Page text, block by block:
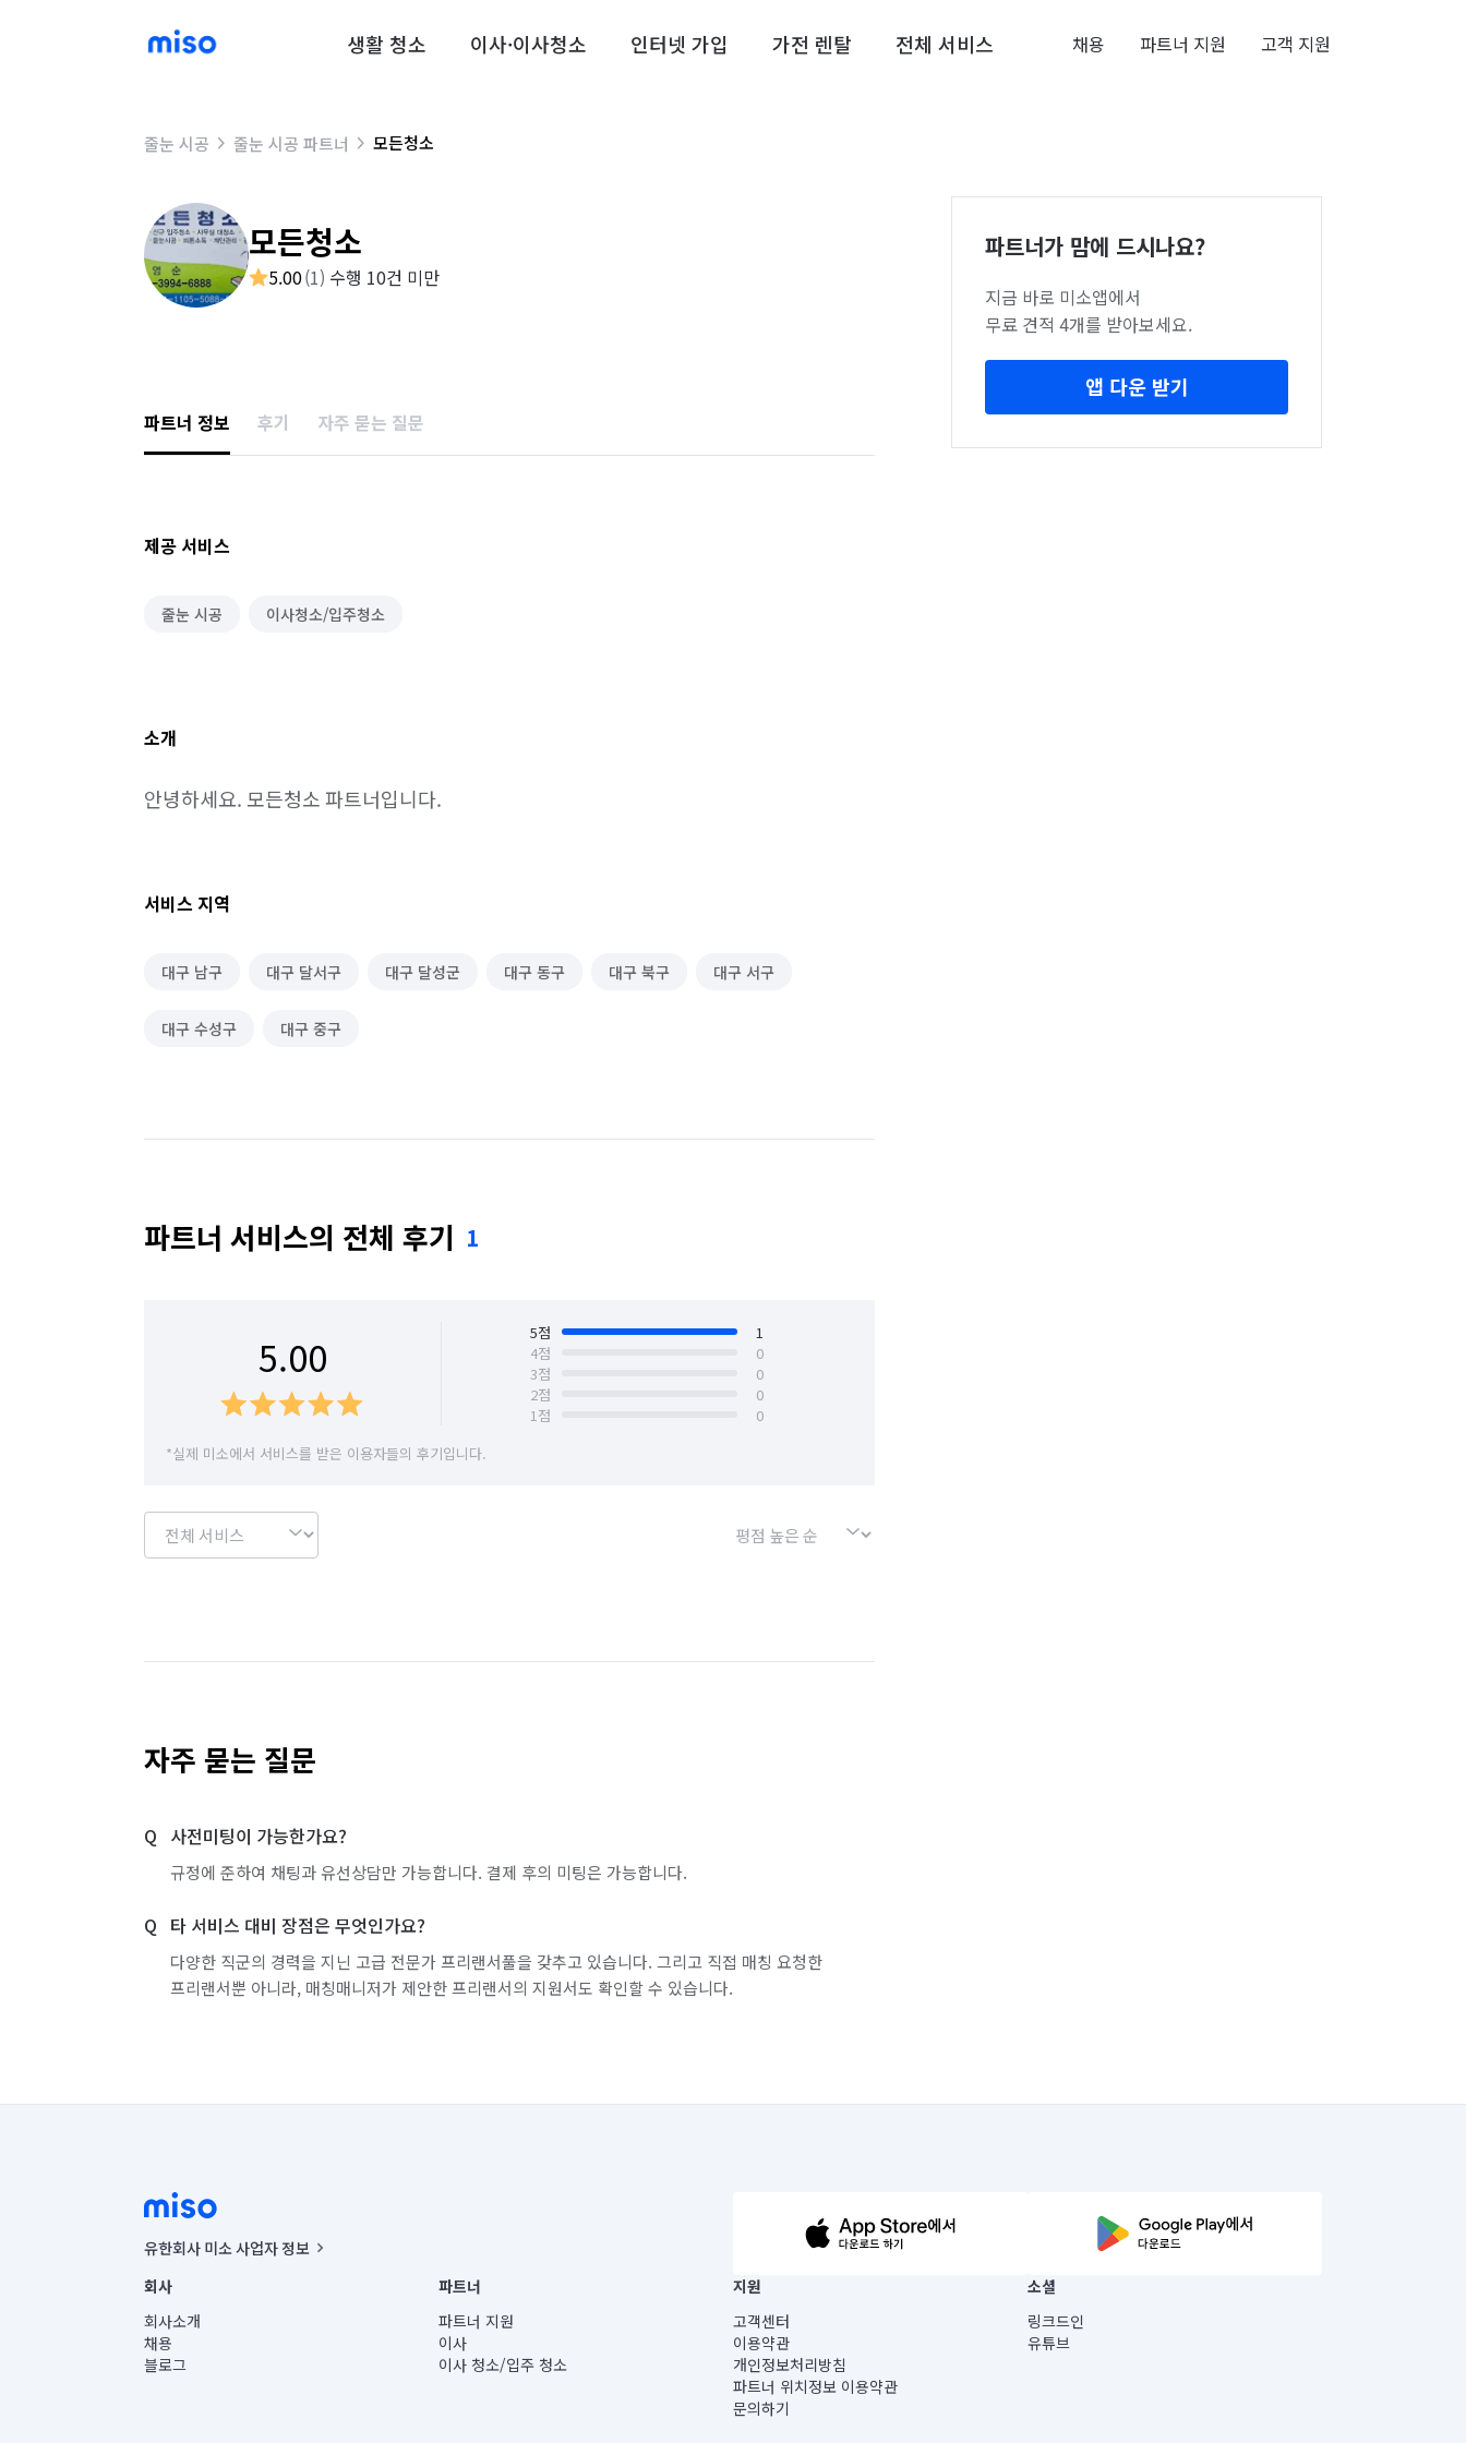
생활 청소 이사·이사청소 인터넷 가입 가전 렌탈 전체 서비스 채용 파트너 지원 고객 지원
줄눈 시공 줄눈 시공 파트너 모든청소
모든청소
5.00(1) 수행 10건 미만
파트너 정보 후기 자주 묻는 질문
제공 서비스
줄눈 시공 이사청소/입주청소
소개
안녕하세요. 모든청소 파트너입니다.
서비스 지역
대구 남구 대구 달서구 대구 달성군 대구 동구 대구 북구 대구 서구
대구 수성구 대구 중구
파트너 서비스의 전체 후기 1
5.00 5점
1
4점
0
3점
0
2점
0
1점
0
*실제 미소에서 서비스를 받은 이용자들의 후기입니다.
자주 묻는 질문
사전미팅이 가능한가요?
규정에 준하여 채팅과 유선상담만 가능합니다. 결제 후의 미팅은 가능합니다.
타 서비스 대비 장점은 무엇인가요?
다양한 직군의 경력을 지닌 고급 전문가 프리랜서풀을 갖추고 있습니다. 그리고 직접 매칭 요청한
프리랜서뿐 아니라, 매칭매니저가 제안한 프리랜서의 지원서도 확인할 수 있습니다.
파트너가 맘에 드시나요?
지금 바로 미소앱에서
무료 견적 4개를 받아보세요.
앱 다운 받기
유한회사 미소 사업자 정보
사업자등록번호 : 291-87-00271 | 인허가번호 : 2016-3220163-14-5-00019 |
통신판매신고번호 : 2024-서울종로-1400(공정거래위원회 정보) |
대표이사 : CHING VICTOR COLUMBIA RHEE
주소 | 본사: 서울특별시 종로구 율곡로 6(중학동, 트윈트리빌딩) B동 5층
컨택센터 : 서울특별시 종로구 수송동 율곡로 24, 7층, 8층 미소
회사
회사소개
채용
블로그
파트너
파트너 지원
이사
이사 청소/입주 청소
지원
고객센터
이용약관
개인정보처리방침
파트너 위치정보 이용약관
문의하기
소셜
링크드인
유튜브